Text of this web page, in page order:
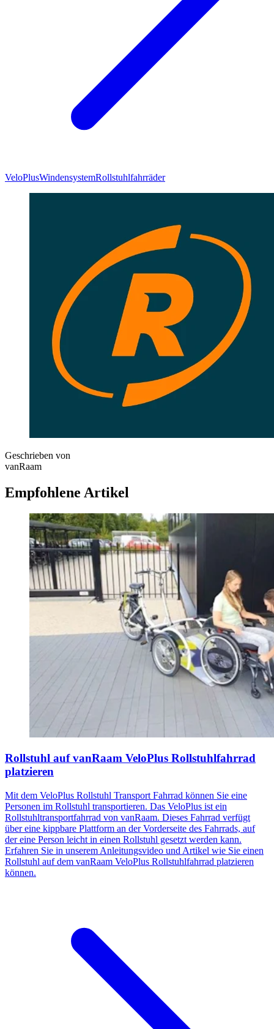
VeloPlusWindensystemRollstuhlfahrräder
Geschrieben von
vanRaam
Empfohlene Artikel
Rollstuhl auf vanRaam VeloPlus Rollstuhlfahrrad
platzieren
Mit dem VeloPlus Rollstuhl Transport Fahrrad können Sie eine
Personen im Rollstuhl transportieren. Das VeloPlus ist ein
Rollstuhltransportfahrrad von vanRaam. Dieses Fahrrad verfügt
über eine kippbare Plattform an der Vorderseite des Fahrrads, auf
der eine Person leicht in einen Rollstuhl gesetzt werden kann.
Erfahren Sie in unserem Anleitungsvideo und Artikel wie Sie einen
Rollstuhl auf dem vanRaam VeloPlus Rollstuhlfahrrad platzieren
können.